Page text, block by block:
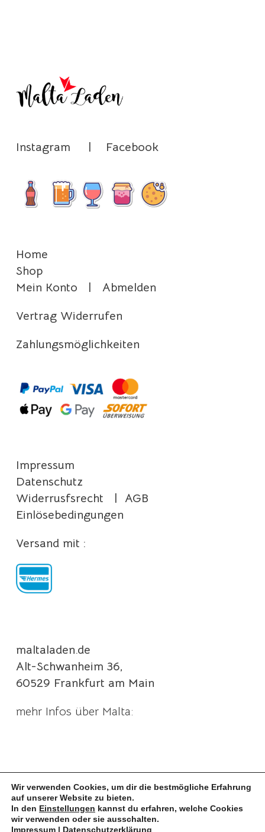
Instagram | Facebook
Home
Shop
Mein Konto | Abmelden
Vertrag Widerrufen
Zahlungsmöglichkeiten
Impressum
Datenschutz
Widerrusfsrecht | AGB
Einlösebedingungen
Versand mit :
maltaladen.de
Alt-Schwanheim 36,
60529 Frankfurt am Main
mehr Infos über Malta:
Wir verwenden Cookies, um dir die bestmögliche Erfahrung
auf unserer Website zu bieten.
In den Einstellungen kannst du erfahren, welche Cookies
wir verwenden oder sie ausschalten.
Impressum | Datenschutzerklärung